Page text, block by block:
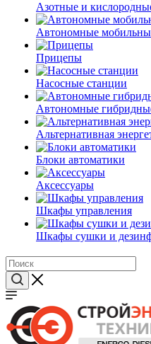
Азотные и
Автономные
Прицепы
Насосные станции
Автономные
Альтернативная
Блоки автоматики
Аксессуары
Шкафы управления
Шкафы сушки и